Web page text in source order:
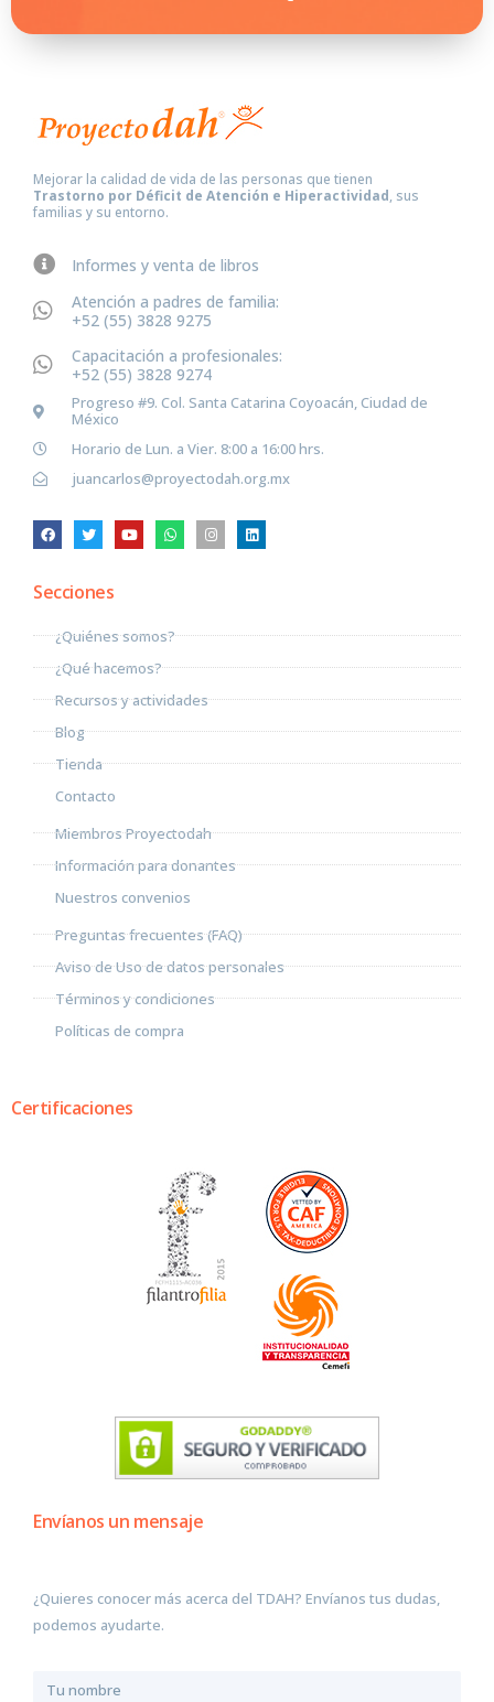
Mejorar la calidad de vida de las personas que tienen
Trastorno por Déficit de Atención e Hiperactividad, sus
familias y su entorno.
Informes y venta de libros
Atención a padres de familia:
+52 (55) 3828 9275
Capacitación a profesionales:
+52 (55) 3828 9274
Progreso #9. Col. Santa Catarina Coyoacán, Ciudad de
México
Horario de Lun. a Vier. 8:00 a 16:00 hrs.
juancarlos@proyectodah.org.mx
Secciones
¿Quiénes somos?
¿Qué hacemos?
Recursos y actividades
Blog
Tienda
Contacto
Miembros Proyectodah
Información para donantes
Nuestros convenios
Preguntas frecuentes (FAQ)
Aviso de Uso de datos personales
Términos y condiciones
Políticas de compra
Certificaciones
Envíanos un mensaje
¿Quieres conocer más acerca del TDAH? Envíanos tus dudas,
podemos ayudarte.